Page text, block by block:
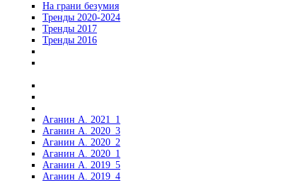
На грани безумия
Тренды 2020-2024
Тренды 2017
Тренды 2016
Аганин А. 2021_1
Аганин А. 2020_3
Аганин А. 2020_2
Аганин А. 2020_1
Аганин А. 2019_5
Аганин А. 2019_4